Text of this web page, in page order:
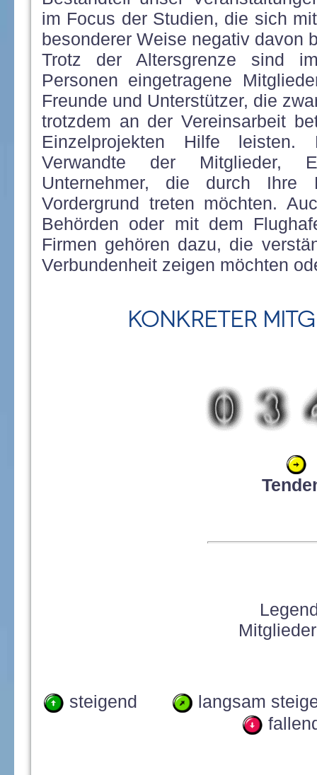
im Focus der Studien, die sich
besonderer Weise negativ davon
Trotz der Altersgrenze sind
Personen eingetragene
Freunde und Unterstützer, die
trotzdem an der Vereinsarbeit
Einzelprojekten Hilfe
Verwandte der Mitglieder,
Unternehmer, die durch Ihre
Vordergrund treten möchten.
Behörden oder mit dem
Firmen gehören dazu, die
Verbundenheit zeigen möchten
Konkreter
steigend
langsam